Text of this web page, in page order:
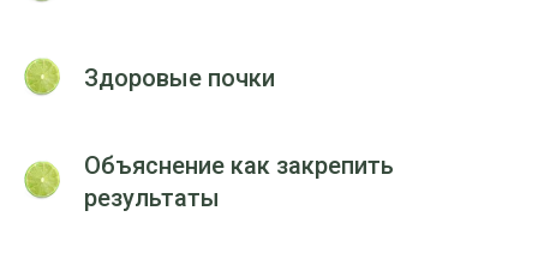
Здоровые почки
Объяснение как закрепить
результаты